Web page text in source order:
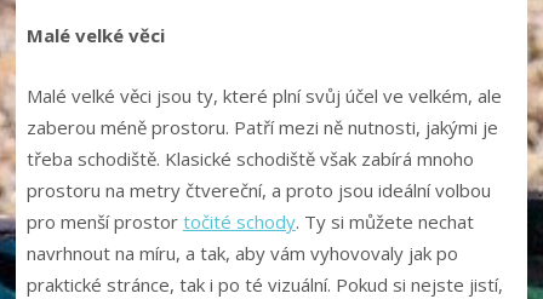
Malé velké věci
Malé velké věci jsou ty, které plní svůj účel ve velkém, ale
zaberou méně prostoru. Patří mezi ně nutnosti, jakými je
třeba schodiště. Klasické schodiště však zabírá mnoho
prostoru na metry čtvereční, a proto jsou ideální volbou
pro menší prostor točité schody. Ty si můžete nechat
navrhnout na míru, a tak, aby vám vyhovovaly jak po
praktické stránce, tak i po té vizuální. Pokud si nejste jistí,